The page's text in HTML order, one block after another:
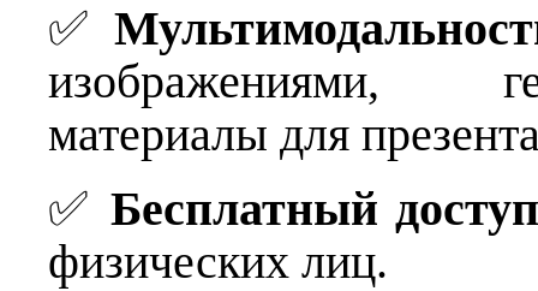
✅
изображениями,
материалы для
✅ Бесплатный доступ
физических лиц.